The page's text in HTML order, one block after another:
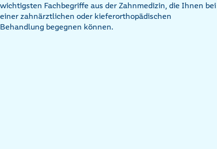
wichtigsten Fachbegriffe aus der Zahnmedizin, die Ihnen bei
einer zahnärztlichen oder kieferorthopädischen
Behandlung begegnen können.